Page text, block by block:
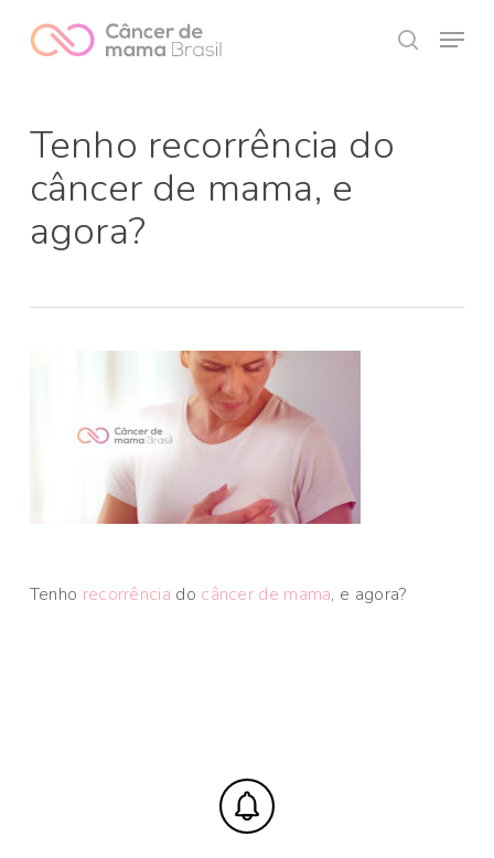
Menu
Tenho recorrência do
câncer de mama, e
agora?
Tenho recorrência do câncer de mama, e agora?